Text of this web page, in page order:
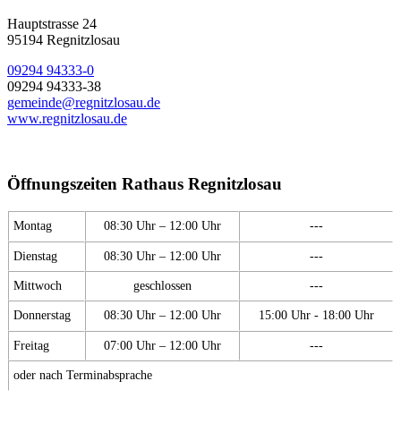
Hauptstrasse 24
95194 Regnitzlosau
09294 94333-0
09294 94333-38
gemeinde@regnitzlosau.de
www.regnitzlosau.de
Öffnungszeiten Rathaus Regnitzlosau
Montag 08:30 Uhr – 12:00 Uhr ---
Dienstag 08:30 Uhr – 12:00 Uhr ---
Mittwoch geschlossen ---
Donnerstag 08:30 Uhr – 12:00 Uhr 15:00 Uhr - 18:00 Uhr
Freitag 07:00 Uhr – 12:00 Uhr ---
oder nach Terminabsprache